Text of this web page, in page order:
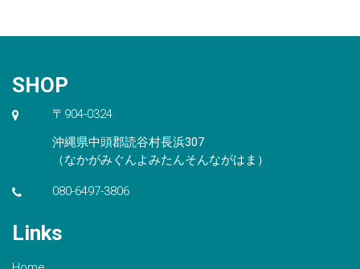
SHOP
〒904-0324
沖縄県中頭郡読谷村長浜307
（なかがみぐんよみたんそんながはま）
080-6497-3806
Links